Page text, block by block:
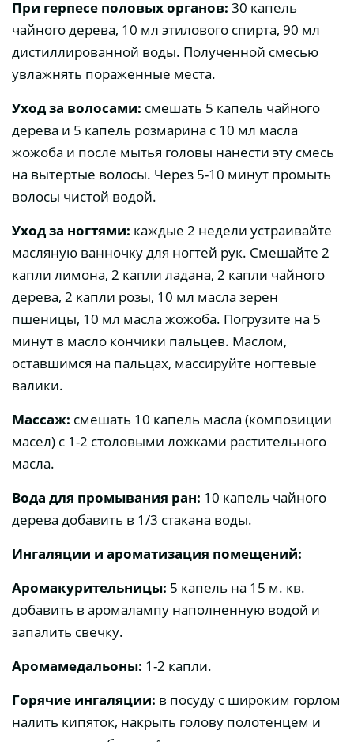
При герпесе половых органов: 30 капель
чайного дерева, 10 мл этилового спирта, 90 мл
дистиллированной воды. Полученной смесью
увлажнять пораженные места.
Уход за волосами: смешать 5 капель чайного
дерева и 5 капель розмарина с 10 мл масла
жожоба и после мытья головы нанести эту смесь
на вытертые волосы. Через 5-10 минут промыть
волосы чистой водой.
Уход за ногтями: каждые 2 недели устраивайте
масляную ванночку для ногтей рук. Смешайте 2
капли лимона, 2 капли ладана, 2 капли чайного
дерева, 2 капли розы, 10 мл масла зерен
пшеницы, 10 мл масла жожоба. Погрузите на 5
минут в масло кончики пальцев. Маслом,
оставшимся на пальцах, массируйте ногтевые
валики.
Массаж: смешать 10 капель масла (композиции
масел) с 1-2 столовыми ложками растительного
масла.
Вода для промывания ран: 10 капель чайного
дерева добавить в 1/3 стакана воды.
Ингаляции и ароматизация помещений:
Аромакурительницы: 5 капель на 15 м. кв.
добавить в аромалампу наполненную водой и
запалить свечку.
Аромамедальоны: 1-2 капли.
Горячие ингаляции: в посуду с широким горлом
налить кипяток, накрыть голову полотенцем и